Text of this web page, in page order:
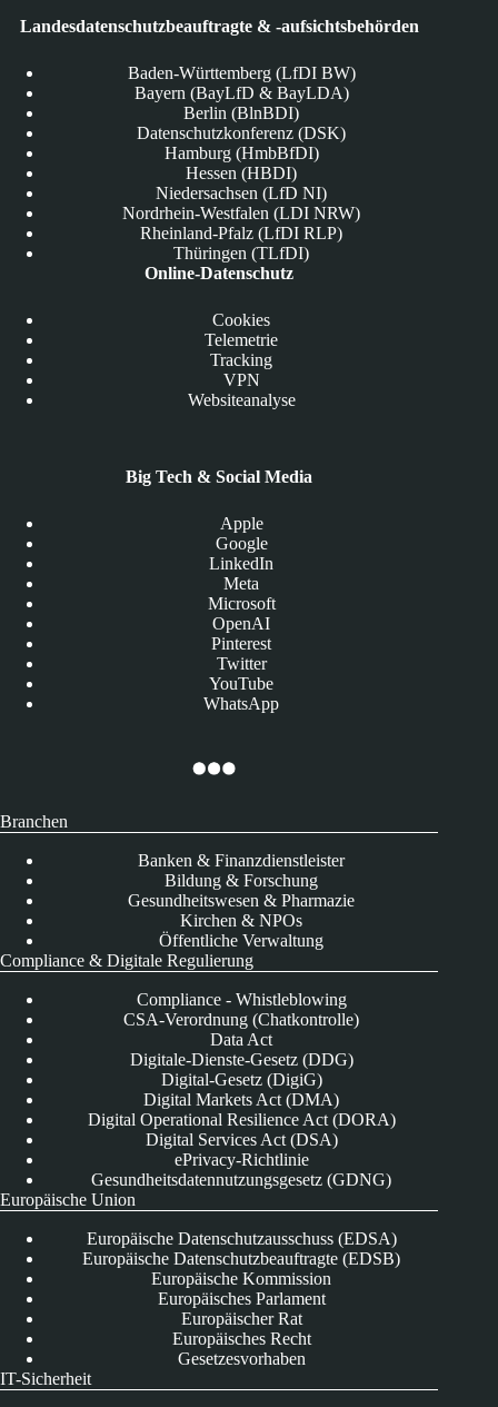
Landesdatenschutzbeauftragte & -aufsichtsbehörden
Baden-Württemberg (LfDI BW)
Bayern (BayLfD & BayLDA)
Berlin (BlnBDI)
Datenschutzkonferenz (DSK)
Hamburg (HmbBfDI)
Hessen (HBDI)
Niedersachsen (LfD NI)
Nordrhein-Westfalen (LDI NRW)
Rheinland-Pfalz (LfDI RLP)
Thüringen (TLfDI)
Online-Datenschutz
Cookies
Telemetrie
Tracking
VPN
Websiteanalyse
Big Tech & Social Media
Apple
Google
LinkedIn
Meta
Microsoft
OpenAI
Pinterest
Twitter
YouTube
WhatsApp
Branchen
Banken & Finanzdienstleister
Bildung & Forschung
Gesundheitswesen & Pharmazie
Kirchen & NPOs
Öffentliche Verwaltung
Compliance & Digitale Regulierung
Compliance - Whistleblowing
CSA-Verordnung (Chatkontrolle)
Data Act
Digitale-Dienste-Gesetz (DDG)
Digital-Gesetz (DigiG)
Digital Markets Act (DMA)
Digital Operational Resilience Act (DORA)
Digital Services Act (DSA)
ePrivacy-Richtlinie
Gesundheitsdatennutzungsgesetz (GDNG)
Europäische Union
Europäische Datenschutzausschuss (EDSA)
Europäische Datenschutzbeauftragte (EDSB)
Europäische Kommission
Europäisches Parlament
Europäischer Rat
Europäisches Recht
Gesetzesvorhaben
IT-Sicherheit